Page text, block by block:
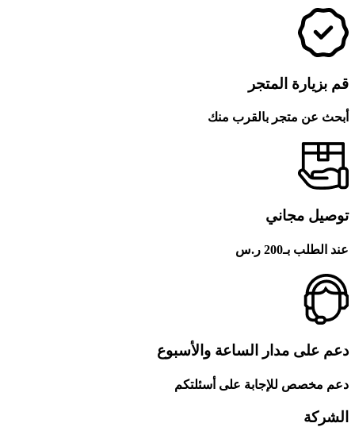
قم بزيارة المتجر
أبحث عن متجر بالقرب منك
توصيل مجاني
عند الطلب بـ200 ر.س
دعم على مدار الساعة والأسبوع
دعم مخصص للإجابة على أسئلتكم
الشركة